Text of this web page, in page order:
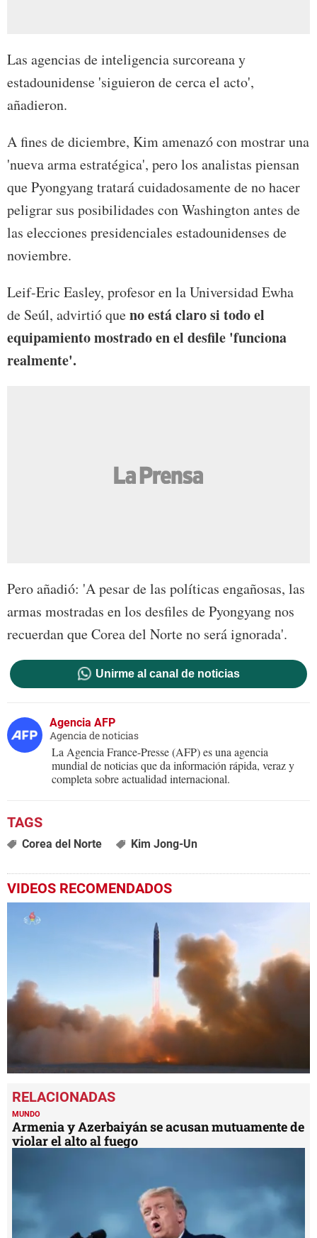
Las agencias de inteligencia surcoreana y
estadounidense 'siguieron de cerca el acto',
añadieron.
A fines de diciembre, Kim amenazó con mostrar una
'nueva arma estratégica', pero los analistas piensan
que Pyongyang tratará cuidadosamente de no hacer
peligrar sus posibilidades con Washington antes de
las elecciones presidenciales estadounidenses de
noviembre.
Leif-Eric Easley, profesor en la Universidad Ewha
de Seúl, advirtió queno está claro si todo el
equipamiento mostrado en el desfile 'funciona
realmente'.
Pero añadió: 'A pesar de las políticas engañosas, las
armas mostradas en los desfiles de Pyongyang nos
recuerdan que Corea del Norte no será ignorada'.
Unirme al canal de noticias
Agencia AFP
Agencia de noticias
La Agencia France-Presse (AFP) es una agencia
mundial de noticias que da información rápida, veraz y
completa sobre actualidad internacional.
Corea del Norte Kim Jong-Un
VIDEOS RECOMENDADOS
seconds
of
2
minutes,
24
seconds
MUNDO
Armenia y Azerbaiyán se acusan mutuamente de
violar el alto al fuego